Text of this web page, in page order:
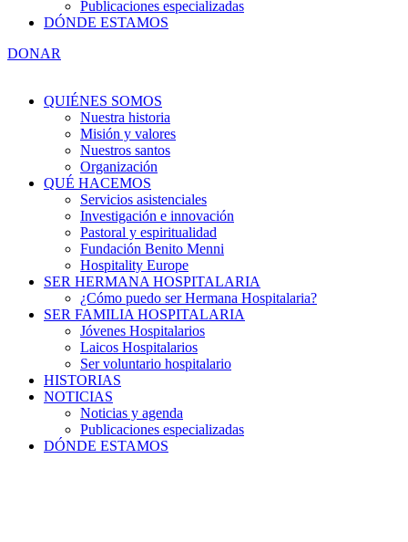
Publicaciones especializadas
DÓNDE ESTAMOS
DONAR
QUIÉNES SOMOS
Nuestra historia
Misión y valores
Nuestros santos
Organización
QUÉ HACEMOS
Servicios asistenciales
Investigación e innovación
Pastoral y espiritualidad
Fundación Benito Menni
Hospitality Europe
SER HERMANA HOSPITALARIA
¿Cómo puedo ser Hermana Hospitalaria?
SER FAMILIA HOSPITALARIA
Jóvenes Hospitalarios
Laicos Hospitalarios
Ser voluntario hospitalario
HISTORIAS
NOTICIAS
Noticias y agenda
Publicaciones especializadas
DÓNDE ESTAMOS